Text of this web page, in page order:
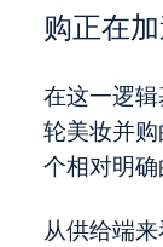
购正在
在这一逻
轮美妆并
个相对明确
从供给端